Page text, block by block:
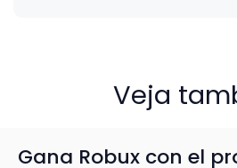
Veja
Gana Robux con el